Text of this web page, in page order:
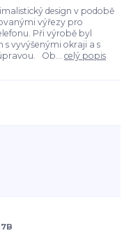
design v podobě
výřezy pro
Při výrobě byl
vyvýšenými okraji a s
Ob... celý popis